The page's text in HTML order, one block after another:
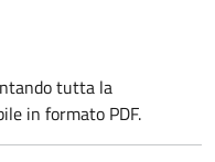
tutta la
in formato PDF.